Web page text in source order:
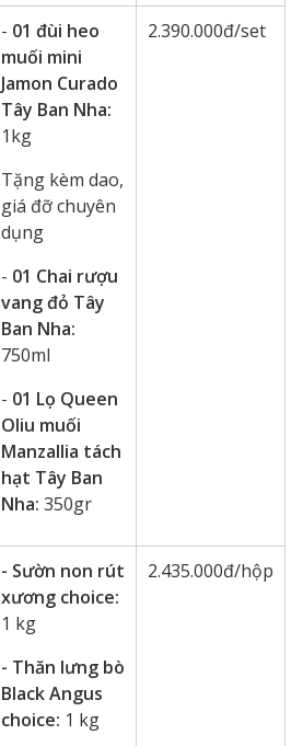
- 01 đùi heo
muối mini
Jamon Curado
Tây Ban Nha:
1kg
Tặng kèm dao,
giá đỡ chuyên
dụng
- 01 Chai rượu
vang đỏ Tây
Ban Nha:
750ml
- 01 Lọ Queen
Oliu muối
Manzallia tách
hạt Tây Ban
Nha: 350gr
2.390.000đ/set
- Sườn non rút
xương choice:
1 kg
- Thăn lưng bò
Black Angus
choice: 1 kg
2.435.000đ/hộp